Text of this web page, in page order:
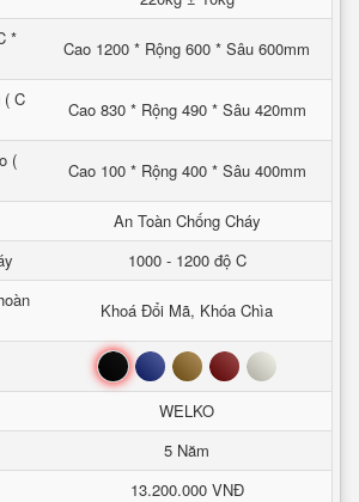
*
Cao 1200 * Rộng 600 * Sâu 600mm
C
Cao 830 * Rộng 490 * Sâu 420mm
(
Cao 100 * Rộng 400 * Sâu 400mm
An Toàn Chống Cháy
1000 - 1200 độ C
Khoá Đổi Mã, Khóa Chìa
Đen Xanh Nâu Đỏ Trắng
WELKO
5 Năm
13.200.000 VNĐ